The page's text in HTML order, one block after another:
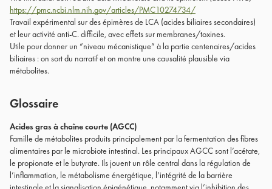
https://pmc.ncbi.nlm.nih.gov/articles/PMC10274734/
Travail expérimental sur des épimères de LCA (acides biliaires secondaires)
et leur activité anti-C. difficile, avec effets sur membranes/toxines.
Utile pour donner un “niveau mécanistique” à la partie centenaires/acides
biliaires : on sort du narratif et on montre une causalité plausible via
métabolites.
Glossaire
Acides gras à chaîne courte (AGCC)
Famille de métabolites produits principalement par la fermentation des fibres
alimentaires par le microbiote intestinal. Les principaux AGCC sont l’acétate,
le propionate et le butyrate. Ils jouent un rôle central dans la régulation de
l’inflammation, le métabolisme énergétique, l’intégrité de la barrière